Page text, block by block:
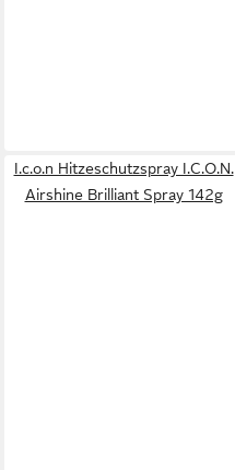
I.c.o.n Hitzeschutzspray I.C.O.N.
Airshine Brilliant Spray 142g